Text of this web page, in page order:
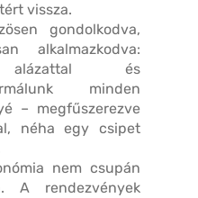
vissza.
gondolkodva,
alkalmazkodva:
alázattal és
minden
– megfűszerezve
néha egy csipet
nem csupán
A rendezvények